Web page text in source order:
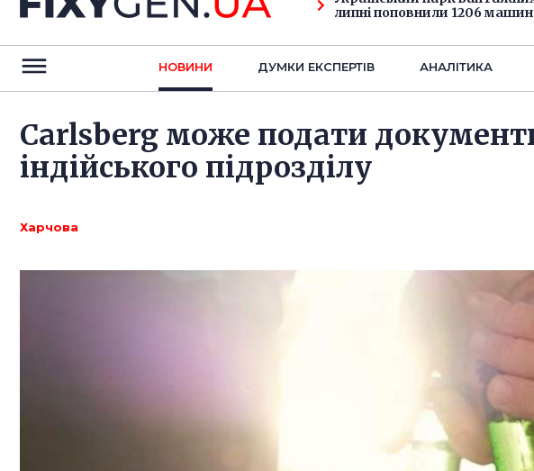
липні поповнили 1206 машин
НОВИНИ ДУМКИ ЕКСПЕРТIВ АНАЛIТИКА
Carlsberg може подати
індійського підрозділу
Харчова